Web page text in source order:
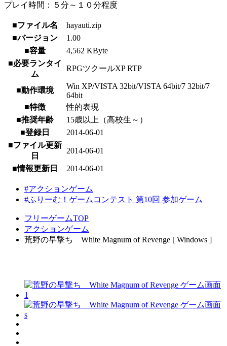
プレイ時間：５分～１０分程度
■ファイル名
hayauti.zip
■バージョン
1.00
■容量
4,562 KByte
■必要ランタイ
ム
RPGツクールXP RTP
■動作環境
Win XP/VISTA 32bit/VISTA 64bit/7 32bit/7
64bit
■特徴
性的表現
■推奨年齢
15歳以上（高校生～）
■登録日
2014-06-01
■ファイル更新
日
2014-06-01
■情報更新日 2014-06-01
#アクションゲーム
#ふりーむ！ゲームコンテスト 第10回 参加ゲーム
フリーゲームTOP
アクションゲーム
荒野の早撃ち White Magnum of Revenge [ Windows ]